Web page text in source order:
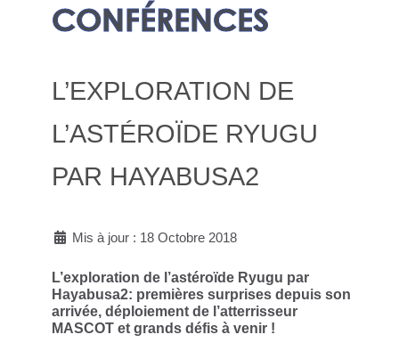
CONFÉRENCES
L’EXPLORATION DE
L’ASTÉROÏDE RYUGU
PAR HAYABUSA2
Mis à jour : 18 Octobre 2018
L’exploration de l’astéroïde Ryugu par
Hayabusa2: premières surprises depuis son
arrivée, déploiement de l’atterrisseur
MASCOT et grands défis à venir !